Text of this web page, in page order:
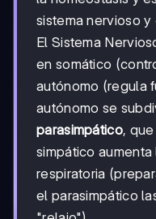
sistema nervioso
El Sistema
en somático
autónomo (regula
autónomo se
parasimpático,
simpático
respiratoria
el parasimpático